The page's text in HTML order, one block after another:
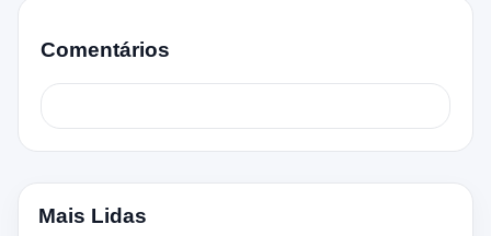
Comentários
Mais Lidas